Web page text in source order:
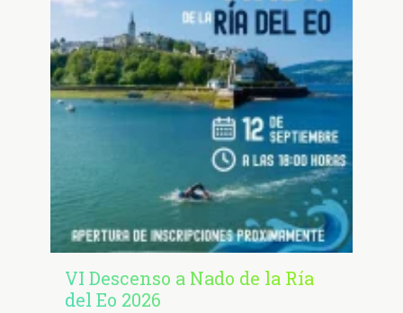
VI Descenso a Nado de la Ría
del Eo 2026